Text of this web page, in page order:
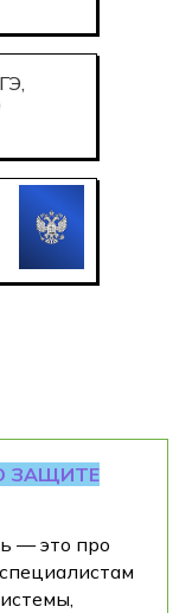
ЗАЩИТЕ
— это про